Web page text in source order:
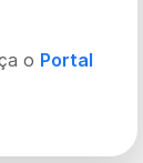
o Portal